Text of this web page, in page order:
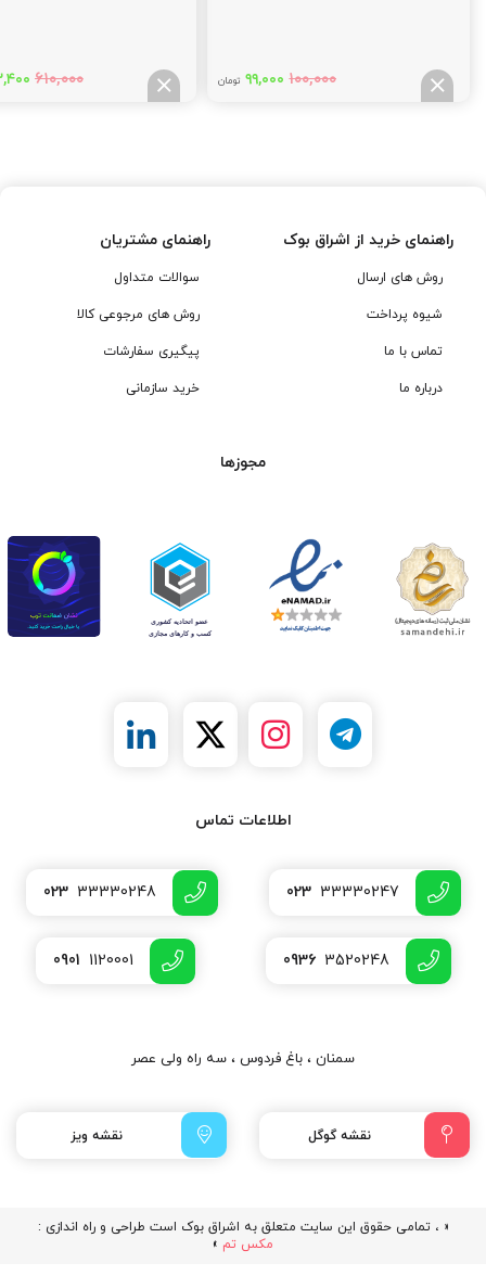
۱۰۰,۰۰۰ قیمت
۹۹,۰۰۰ تومانقیمت
۶۱۰,۰۰۰
راهنمای خرید از اشراق بوک
روش های ارسال
شیوه پرداخت
تماس با ما
درباره ما
راهنمای مشتریان
سوالات متداول
روش های مرجوعی کالا
پیگیری سفارشات
خرید سازمانی
مجوزها
اطلاعات تماس
023 33330247
023 33330248
0936 3520248
0901 1120001
سمنان ، باغ فردوس ، سه راه ولی عصر
نقشه گوگل نقشه ویز
« ، تمامی حقوق این سایت متعلق به اشراق بوک است طراحی و راه اندازی :
مکس تم »